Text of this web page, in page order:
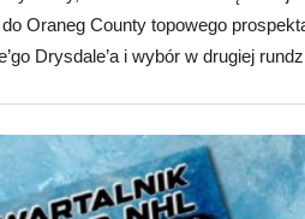
do Oraneg County topowego
Drysdale’a i wybór w drugiej